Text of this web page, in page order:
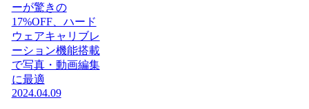
ーが驚きの
17%OFF、ハード
ウェアキャリブレ
ーション機能搭載
で写真・動画編集
に最適
2024.04.09